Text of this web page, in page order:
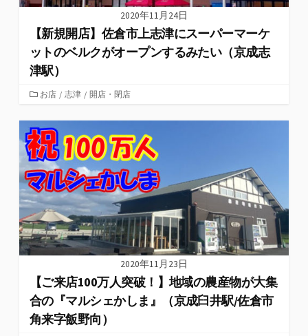
2020年11月24日
【新規開店】佐倉市上志津にスーパーマーケ
ットのベルクがオープンするみたい（京成志
津駅）
カ
ゴ
リ
ー
お店 / 志津 / 開店・閉店
2020年11月23日
【ご来店100万人突破！】地域の農産物が大集
合の『マルシェかしま』（京成臼井駅/佐倉市
角来字飯野向）